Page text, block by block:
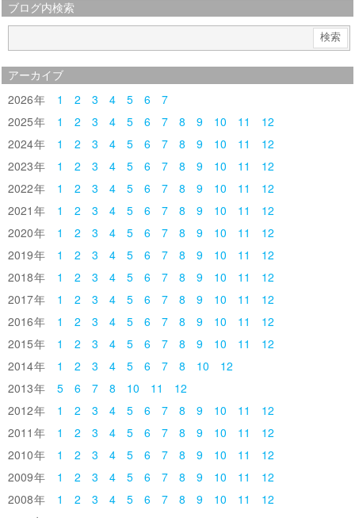
ブログ内検索
アーカイブ
2026 1 2 3 4 5 6
7
2025
1 2 3 4 5 6 7 8 9 10 11
12
2024
1 2 3 4 5 6 7 8 9 10 11
12
2023
1 2 3 4 5 6 7 8 9 10 11
12
2022
1 2 3 4 5 6 7 8 9 10 11
12
2021
1 2 3 4 5 6 7 8 9 10 11
12
2020
1 2 3 4 5 6 7 8 9 10 11
12
2019
1 2 3 4 5 6 7 8 9 10 11
12
2018
1 2 3 4 5 6 7 8 9 10 11
12
2017
1 2 3 4 5 6 7 8 9 10 11
12
2016
1 2 3 4 5 6 7 8 9 10 11
12
2015
1 2 3 4 5 6 7 8 9 10 11
12
2014
1 2 3 4 5 6 7 8 10
12
2013
5 6 7 8 10 11
12
2012
1 2 3 4 5 6 7 8 9 10 11
12
2011
1 2 3 4 5 6 7 8 9 10 11
12
2010
1 2 3 4 5 6 7 8 9 10 11
12
2009
1 2 3 4 5 6 7 8 9 10 11
12
2008
1 2 3 4 5 6 7 8 9 10 11
12